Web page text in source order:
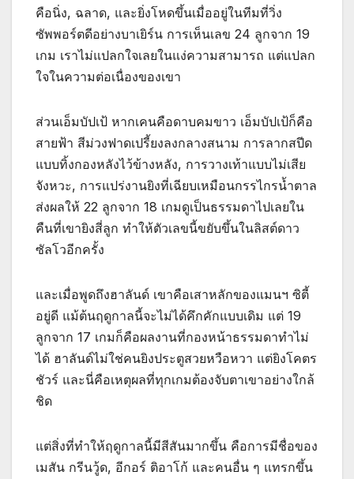
คือนิ่ง, ฉลาด, และยิ่งโหดขึ้นเมื่ออยู่ในทีมที่วิ่ง
ซัพพอร์ตดีอย่างบาเยิร์น การเห็นเลข 24 ลูกจาก 19
เกม เราไม่แปลกใจเลยในแง่ความสามารถ แต่แปลก
ใจในความต่อเนื่องของเขา
ส่วนเอ็มบัปเป้ หากเคนคือดาบคมขาว เอ็มบัปเป้ก็คือ
สายฟ้า สีม่วงฟาดเปรี้ยงลงกลางสนาม การลากสปีด
แบบทิ้งกองหลังไว้ข้างหลัง, การวางเท้าแบบไม่เสีย
จังหวะ, การแปร่งานยิงที่เฉียบเหมือนกรรไกรน้ำตาล
ส่งผลให้ 22 ลูกจาก 18 เกมดูเป็นธรรมดาไปเลยใน
คืนที่เขายิงสี่ลูก ทำให้ตัวเลขนี้ขยับขึ้นในลิสต์ดาว
ซัลโวอีกครั้ง
และเมื่อพูดถึงฮาลันด์ เขาคือเสาหลักของแมนฯ ซิตี้
อยู่ดี แม้ต้นฤดูกาลนี้จะไม่ได้คึกคักแบบเดิม แต่ 19
ลูกจาก 17 เกมก็คือผลงานที่กองหน้าธรรมดาทำไม่
ได้ ฮาลันด์ไม่ใช่คนยิงประตูสวยหวือหวา แต่ยิงโคตร
ชัวร์ และนี่คือเหตุผลที่ทุกเกมต้องจับตาเขาอย่างใกล้
ชิด
แต่สิ่งที่ทำให้ฤดูกาลนี้มีสีสันมากขึ้น คือการมีชื่อของ
เมสัน กรีนวู้ด, อีกอร์ ติอาโก้ และคนอื่น ๆ แทรกขึ้น